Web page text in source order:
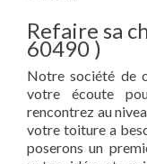
Refaire sa
60490 )
Notre société de
votre écoute
rencontrez au
votre toiture a
poserons un